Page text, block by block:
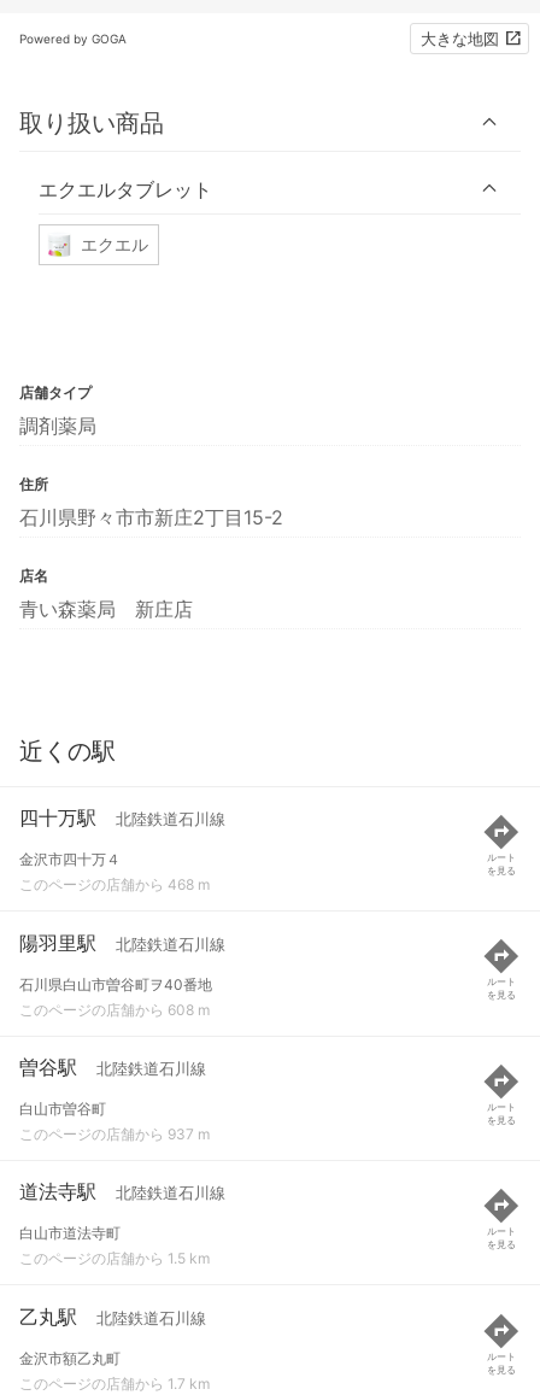
Powered by GOGA 大きな地図
取り扱い商品
エクエルタブレット
エクエル
店舗タイプ
調剤薬局
住所
石川県野々市市新庄2丁目15-2
店名
青い森薬局 新庄店
近くの駅
四十万駅 北陸鉄道石川線
金沢市四十万４
このページの店舗から 468 m
ルート
を見る
陽羽里駅 北陸鉄道石川線
石川県白山市曽谷町ヲ40番地
このページの店舗から 608 m
ルート
を見る
曽谷駅 北陸鉄道石川線
白山市曽谷町
このページの店舗から 937 m
ルート
を見る
道法寺駅 北陸鉄道石川線
白山市道法寺町
このページの店舗から 1.5 km
ルート
を見る
乙丸駅 北陸鉄道石川線
金沢市額乙丸町
このページの店舗から 1.7 km
ルート
を見る